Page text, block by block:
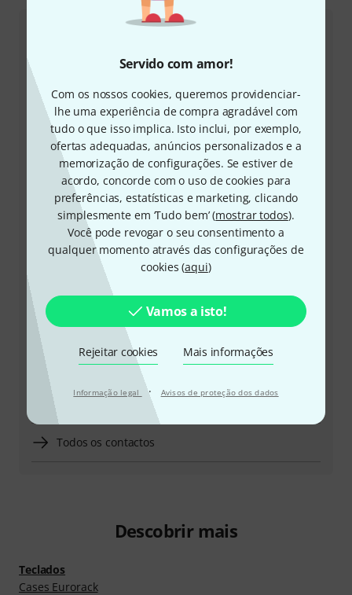
Servido com amor!
Com os nossos cookies, queremos providenciar-
lhe uma experiência de compra agradável com
tudo o que isso implica. Isto inclui, por exemplo,
ofertas adequadas, anúncios personalizados e a
memorização de configurações. Se estiver de
acordo, concorde com o uso de cookies para
preferências, estatísticas e marketing, clicando
simplesmente em ‘Tudo bem’ (mostrar todos).
Você pode revogar o seu consentimento a
qualquer momento através das configurações de
cookies (aqui)
Vamos a isto!
Rejeitar cookies Mais informações
Informação legal · Avisos de proteção dos dados
+49-9546-9223-645
A nossa equipa de apoio ao cliente está aqui para o
ajudar com quaisquer questões ou problemas
Ter número de cliente à mão
Horários comerciais (CEST - Horário de
verão da Europa Central)
Solicitar devolução da chamada
Outras formas de entrar em contacto connosco
Todos os contactos
Descobrir mais
Teclados
Cases Eurorack